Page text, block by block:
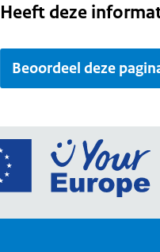
Heeft deze
Beoordeel deze
Ga